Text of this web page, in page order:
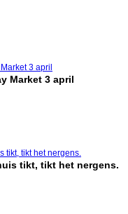
Market 3 april
tikt, tikt het nergens.